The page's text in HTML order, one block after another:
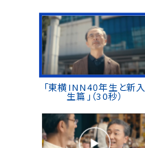
「東横INN40年生と新入
生篇」（30秒）